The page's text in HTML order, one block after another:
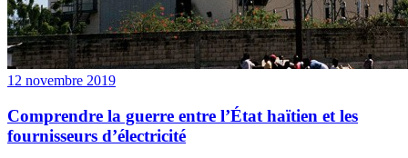
12 novembre 2019
Comprendre la guerre entre l’État haïtien et les
fournisseurs d’électricité